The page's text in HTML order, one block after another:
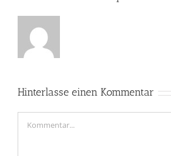
Hinterlasse einen Kommentar